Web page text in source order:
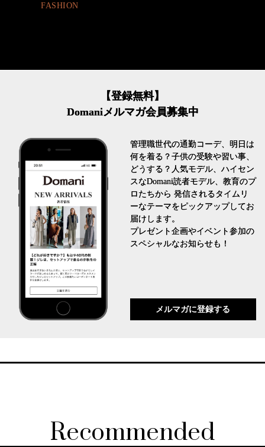
【登録無料】
Domaniメルマガ会員募集中
管理職世代の通勤コーデ、明日は
何を着る？子供の受験や習い事、
どうする？人気モデル、ハイセン
スなDomani読者モデル、教育のプ
ロたちから 発信されるタイムリ
ーなテーマをピックアップしてお
届けします。
プレゼント企画やイベント参加の
スペシャルなお知らせも！
メルマガに登録する
Recommended